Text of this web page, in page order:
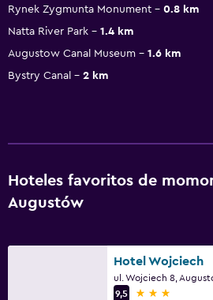
Rynek Zygmunta Monument
0.8 km
Natta River Park
1.4 km
Augustow Canal Museum
1.6 km
Bystry Canal
2 km
Hoteles favoritos de
Augustów
Hotel Wojciech
9,5
3 estrellas